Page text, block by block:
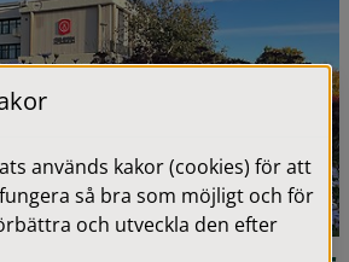
används kakor (cookies) för att
så bra som möjligt och för
och utveckla den efter